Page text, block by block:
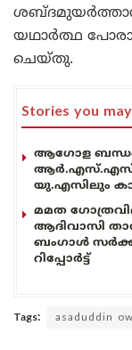
യഥാർത്ഥ
ചെയ്തു.
Stories you
ആഗോള
ആർ.എസ്.എസ്
യു.എസിലും
മമത
ആദിവാസി
ബംഗാൾ
റിപ്പോർട്ട്
Tags: asaduddin